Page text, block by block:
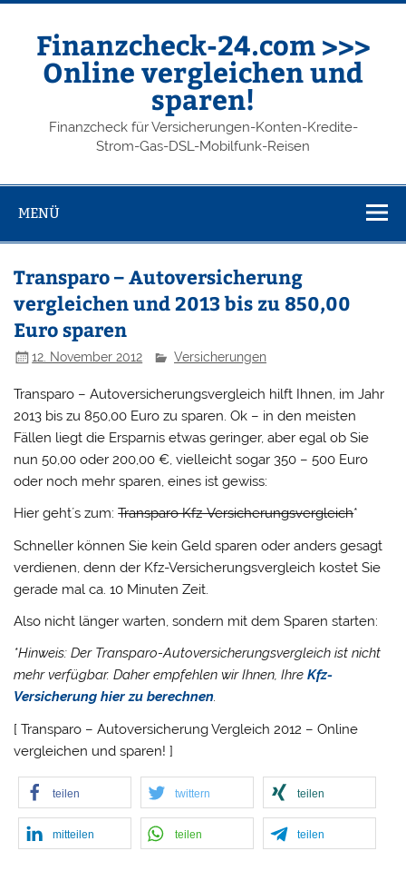
Finanzcheck-24.com >>>
Online vergleichen und
sparen!
Finanzcheck für Versicherungen-Konten-Kredite-
Strom-Gas-DSL-Mobilfunk-Reisen
MENÜ
Transparo – Autoversicherung
vergleichen und 2013 bis zu 850,00
Euro sparen
12. November 2012 Versicherungen
Transparo – Autoversicherungsvergleich hilft Ihnen, im Jahr
2013 bis zu 850,00 Euro zu sparen. Ok – in den meisten
Fällen liegt die Ersparnis etwas geringer, aber egal ob Sie
nun 50,00 oder 200,00 €, vielleicht sogar 350 – 500 Euro
oder noch mehr sparen, eines ist gewiss:
Hier geht´s zum:Transparo Kfz-Versicherungsvergleich*
Schneller können Sie kein Geld sparen oder anders gesagt
verdienen, denn der Kfz-Versicherungsvergleich kostet Sie
gerade mal ca. 10 Minuten Zeit.
Also nicht länger warten, sondern mit dem Sparen starten:
*Hinweis: Der Transparo-Autoversicherungsvergleich ist nicht
mehr verfügbar. Daher empfehlen wir Ihnen, IhreKfz-
Versicherung hier zu berechnen.
[ Transparo – Autoversicherung Vergleich 2012 – Online
vergleichen und sparen! ]
teilen twittern teilen
mitteilen teilen teilen